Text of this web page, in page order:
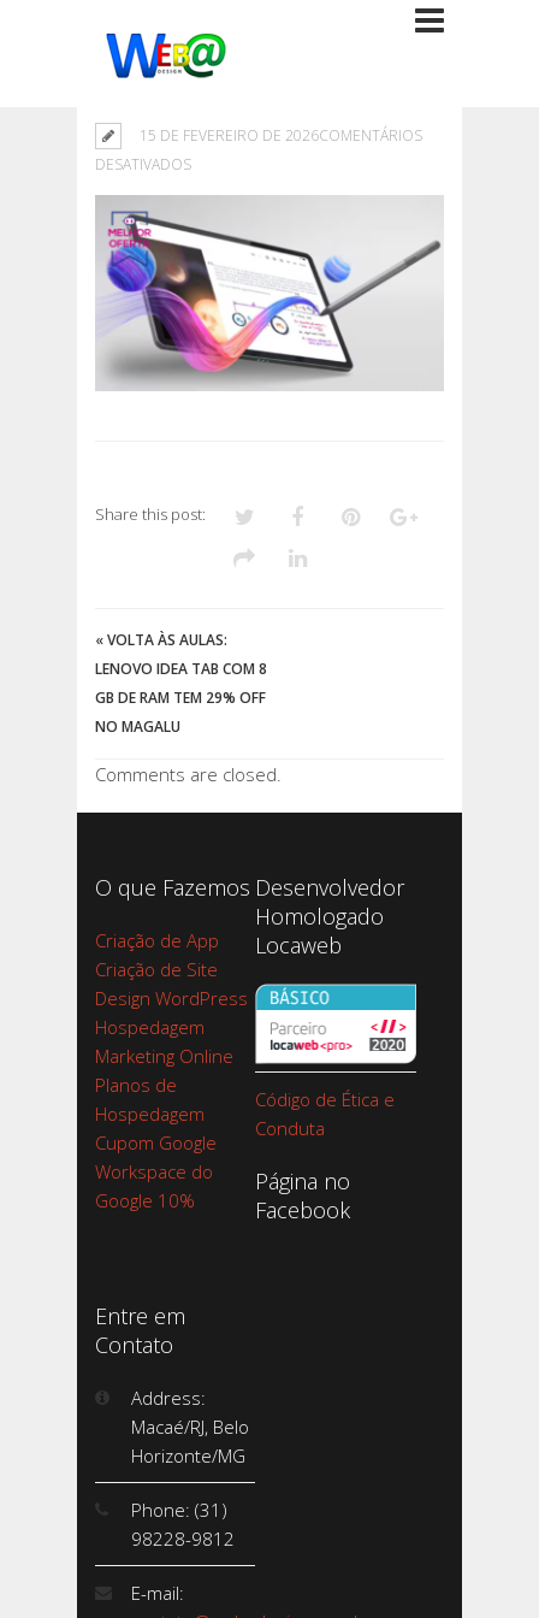
15 DE FEVEREIRO DE 2026COMENTÁRIOS
DESATIVADOSEM
Share this post:
«VOLTA ÀS AULAS:
LENOVO IDEA TAB COM 8
GB DE RAM TEM 29% OFF
NO MAGALU
Comments are closed.
O que Fazemos
Criação de App
Criação de Site
Design WordPress
Hospedagem
Marketing Online
Planos de
Hospedagem
Cupom Google
Workspace do
Google 10%
Desenvolvedor
Homologado
Locaweb
Código de Ética e
Conduta
Página no
Facebook
Entre em
Contato
Address:
Macaé/RJ, Belo
Horizonte/MG
Phone: (31)
98228-9812
E-mail: